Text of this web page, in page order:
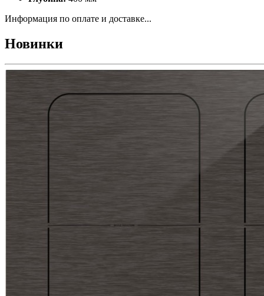
Информация по оплате и доставке...
Новинки